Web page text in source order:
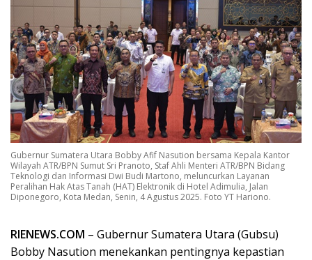
Gubernur Sumatera Utara Bobby Afif Nasution bersama Kepala Kantor
Wilayah ATR/BPN Sumut Sri Pranoto, Staf Ahli Menteri ATR/BPN Bidang
Teknologi dan Informasi Dwi Budi Martono, meluncurkan Layanan
Peralihan Hak Atas Tanah (HAT) Elektronik di Hotel Adimulia, Jalan
Diponegoro, Kota Medan, Senin, 4 Agustus 2025. Foto YT Hariono.
RIENEWS.COM – Gubernur Sumatera Utara (Gubsu)
Bobby Nasution menekankan pentingnya kepastian